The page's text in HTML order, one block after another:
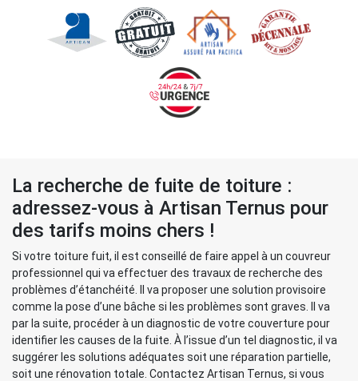
La recherche de fuite de toiture :
adressez-vous à Artisan Ternus pour
des tarifs moins chers !
Si votre toiture fuit, il est conseillé de faire appel à un couvreur
professionnel qui va effectuer des travaux de recherche des
problèmes d’étanchéité. Il va proposer une solution provisoire
comme la pose d’une bâche si les problèmes sont graves. Il va
par la suite, procéder à un diagnostic de votre couverture pour
identifier les causes de la fuite. À l’issue d’un tel diagnostic, il va
suggérer les solutions adéquates soit une réparation partielle,
soit une rénovation totale. Contactez Artisan Ternus, si vous